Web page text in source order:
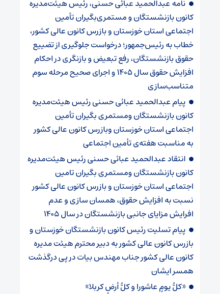
نامه عبدالحمید عبائی حسنی، رئیس هیئت‌مدیره
کانون بازنشستگان و مستمری‌بگیران تأمین
اجتماعی استان خوزستان و بازرس کانون عالی کشور،
خطاب به رئیس‌جمهور؛ درخواست جلوگیری از تضییع
حقوق بازنشستگان، رفع تبعیض و بازنگری در احکام
افزایش حقوق سال ۱۴۰۵ و اجرای صحیح مرحله سوم
متناسب‌سازی
پیام عبدالحمید عبائی حسنی رئیس هیئت‌مدیره
کانون بازنشستگان ومستمری بگیران تأمین
اجتماعی استان خوزستان وبازرس کانون عالی کشور
به مناسبت هفته‌ی تأمین اجتماعی
انتقاد عبدالحمید عبائی حسنی رئیس هیئت‌مدیره
کانون بازنشستگان ومستمری بگیران تامین
اجتماعی استان خوزستان و بازرس کانون عالی کشور
نسبت به افزایش حقوق، همسان سازی و عدم
افرایش مزایای جانبی بازنشستگان در سال ۱۴۰۵
پیام تسلیت رئیس کانون بازنشستگان خوزستان و
بازرس کانون عالی کشور به دبیر محترم هیئت مدیره
کانون عالی کشور جناب مهندس بیات در پی درگذشت
همسر ایشان
«کلُّ یومٍ عاشورا و کلُّ أرضٍ کربلا»